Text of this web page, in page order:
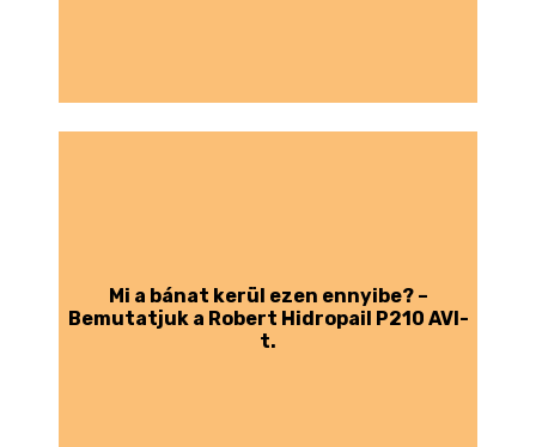
Mi a bánat kerül ezen ennyibe? –
Bemutatjuk a Robert Hidropail P210 AVI-
t.